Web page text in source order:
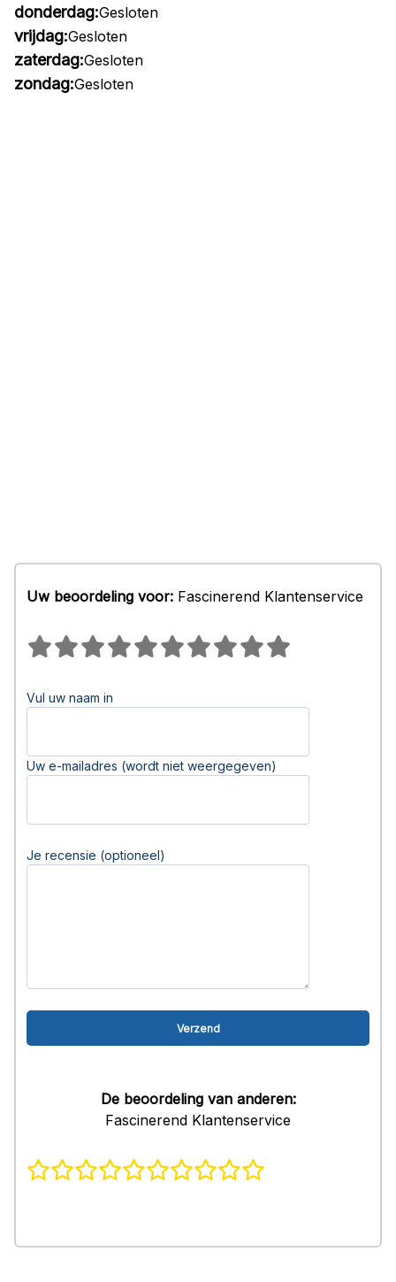
donderdag:Gesloten
vrijdag:Gesloten
zaterdag:Gesloten
zondag:Gesloten
Uw beoordeling voor: Fascinerend Klantenservice
Vul uw naam in
Uw e-mailadres (wordt niet weergegeven)
Je recensie (optioneel)
De beoordeling van anderen:
Fascinerend Klantenservice